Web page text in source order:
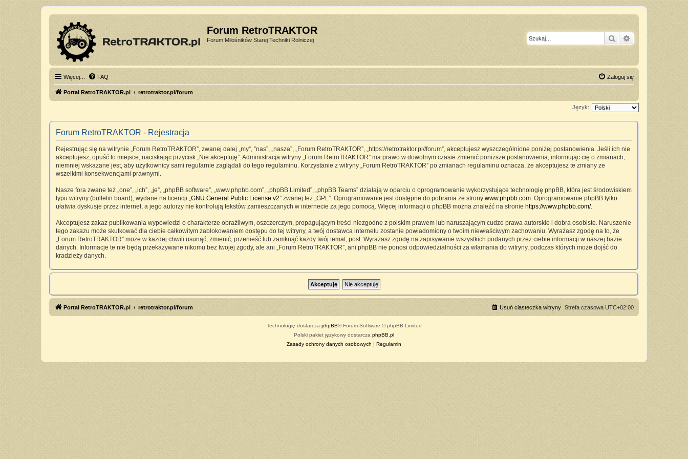
Forum RetroTRAKTOR
Forum Miłośników Starej Techniki Rolniczej Szukaj
Więcej… FAQ Zaloguj się
Portal RetroTRAKTOR.pl retrotraktor.pl/forum
Język:
Forum RetroTRAKTOR - Rejestracja
Rejestrując się na witrynie „Forum RetroTRAKTOR”, zwanej dalej „my”, ”nas”, „nasza”, „Forum RetroTRAKTOR”, „https://retrotraktor.pl//forum”, akceptujesz wyszczególnione poniżej postanowienia. Jeśli ich nie
akceptujesz, opuść to miejsce, naciskając przycisk „Nie akceptuję”. Administracja witryny „Forum RetroTRAKTOR” ma prawo w dowolnym czasie zmienić poniższe postanowienia, informując cię o zmianach,
niemniej wskazane jest, aby użytkownicy sami regularnie zaglądali do tego regulaminu. Korzystanie z witryny „Forum RetroTRAKTOR” po zmianach regulaminu oznacza, że akceptujesz te zmiany ze
wszelkimi konsekwencjami prawnymi.
Nasze fora zwane też „one”, „ich”, „je”, „phpBB software”, „www.phpbb.com”, „phpBB Limited”, „phpBB Teams” działają w oparciu o oprogramowanie wykorzystujące technologię phpBB, która jest środowiskiem
typu witryny (bulletin board), wydane na licencji „ GNU General Public License v2” zwanej też „GPL”. Oprogramowanie jest dostępne do pobrania ze strony www.phpbb.com . Oprogramowanie phpBB tylko
ułatwia dyskusje przez internet, a jego autorzy nie kontrolują tekstów zamieszczanych w internecie za jego pomocą. Więcej informacji o phpBB można znaleźć na stronie https://www.phpbb.com/.
Akceptujesz zakaz publikowania wypowiedzi o charakterze obraźliwym, oszczerczym, propagującym treści niezgodne z polskim prawem lub naruszającym cudze prawa autorskie i dobra osobiste. Naruszenie
tego zakazu może skutkować dla ciebie całkowitym zablokowaniem dostępu do tej witryny, a twój dostawca internetu zostanie powiadomiony o twoim niewłaściwym zachowaniu. Wyrażasz zgodę na to, że
„Forum RetroTRAKTOR” może w każdej chwili usunąć, zmienić, przenieść lub zamknąć każdy twój temat, post. Wyrażasz zgodę na zapisywanie wszystkich podanych przez ciebie informacji w naszej bazie
danych. Informacje te nie będą przekazywane nikomu bez twojej zgody, ale ani „Forum RetroTRAKTOR”, ani phpBB nie ponosi odpowiedzialności za włamania do witryny, podczas których może dojść do
kradzieży danych.
Portal RetroTRAKTOR.pl retrotraktor.pl/forum Strefa czasowa UTC+02:00
Usuń ciasteczka witryny
Technologię dostarcza phpBB® Forum Software © phpBB Limited
Polski pakiet językowy dostarcza phpBB.pl
Zasady ochrony danych osobowych | Regulamin